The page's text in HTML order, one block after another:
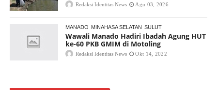
Redaksi Identitas News Agu 03, 2026
MANADO MINAHASA SELATAN SULUT
Wawali Manado Hadiri Ibadah Agung HUT
ke-60 PKB GMIM di Motoling
Redaksi Identitas News Okt 14, 2022